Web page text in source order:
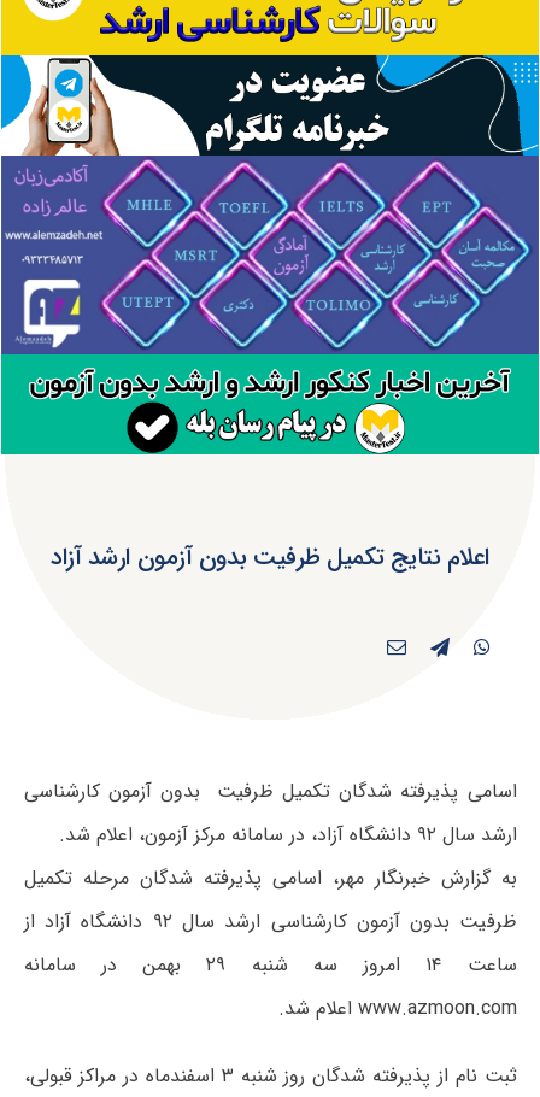
اعلام نتایج تکمیل ظرفیت بدون آزمون ارشد آزاد
اسامی پذیرفته شدگان تکمیل ظرفیت بدون آزمون کارشناسی
ارشد سال ۹۲ دانشگاه آزاد، در سامانه مرکز آزمون، اعلام شد.
به گزارش خبرنگار مهر، اسامی پذیرفته شدگان مرحله تکمیل
ظرفیت بدون آزمون کارشناسی ارشد سال ۹۲ دانشگاه آزاد از
ساعت ۱۴ امروز سه شنبه ۲۹ بهمن در سامانه
www.azmoon.com اعلام شد.
ثبت نام از پذیرفته شدگان روز شنبه ۳ اسفندماه در مراکز قبولی،